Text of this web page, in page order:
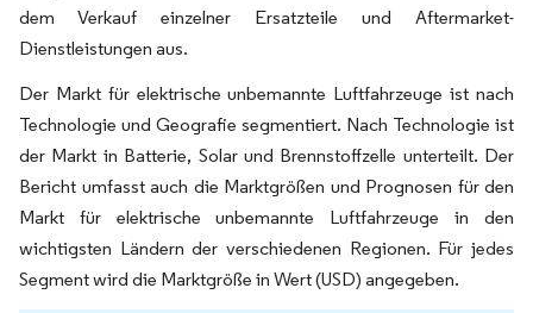
dem Verkauf einzelner Ersatzteile und Aftermarket-
Dienstleistungen aus.
Der Markt für elektrische unbemannte Luftfahrzeuge ist nach
Technologie und Geografie segmentiert. Nach Technologie ist
der Markt in Batterie, Solar und Brennstoffzelle unterteilt. Der
Bericht umfasst auch die Marktgrößen und Prognosen für den
Markt für elektrische unbemannte Luftfahrzeuge in den
wichtigsten Ländern der verschiedenen Regionen. Für jedes
Segment wird die Marktgröße in Wert (USD) angegeben.